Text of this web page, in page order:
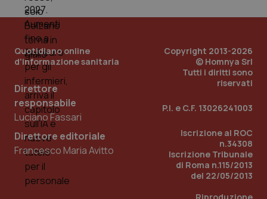
Tiroide
Tumore al seno
Tumore ovarico
Tumori del Polmone & Testa Collo
Tumori gastrointestinali
Ulcera & Reflusso
Quotidiano online
d'informazione sanitaria
Direttore
responsabile
Luciano Fassari
Direttore editoriale
Francesco Maria Avitto
Copyright 2013-2026
© Homnya Srl
Tutti i diritti sono
riservati
P.I. e C.F. 13026241003
Iscrizione al ROC
n.34308
Iscrizione Tribunale
di Roma n.115/2013
del 22/05/2013
tracking-sites-ironfish-
tracking-enable
session-id
www.quotidianosanita.it